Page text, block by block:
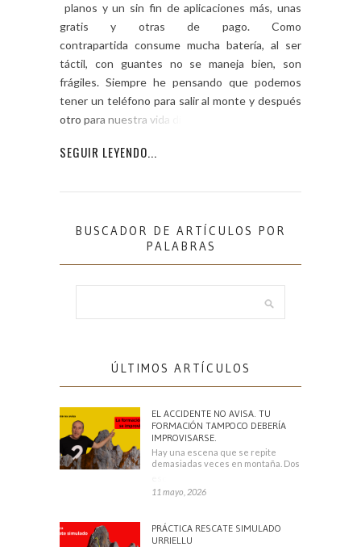
planos y un sin fin de aplicaciones más, unas
gratis y otras de pago. Como
contrapartida consume mucha batería, al ser
táctil, con guantes no se maneja bien, son
frágiles. Siempre he pensando que podemos
tener un teléfono para salir al monte y después
otro para nuestra vida diaria, […]
SEGUIR LEYENDO...
BUSCADOR DE ARTÍCULOS POR
PALABRAS
ÚLTIMOS ARTÍCULOS
EL ACCIDENTE NO AVISA. TU
FORMACIÓN TAMPOCO DEBERÍA
IMPROVISARSE.
Hay una escena que se repite
demasiadas veces en montaña. Dos
11 mayo, 2026
PRÁCTICA RESCATE SIMULADO
URRIELLU